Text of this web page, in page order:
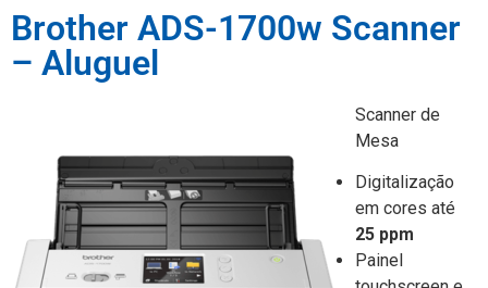
Brother ADS-1700w Scanner
– Aluguel
Scanner de
Mesa
Digitalização
em cores até
25 ppm
Painel